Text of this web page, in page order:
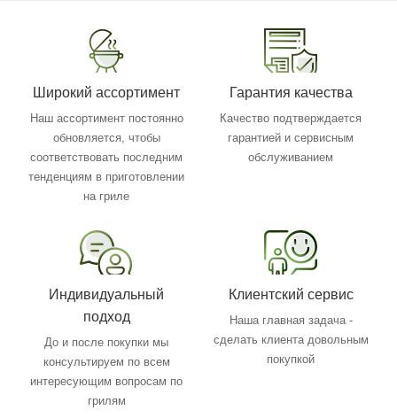
Широкий ассортимент
Наш ассортимент постоянно
обновляется, чтобы
соответствовать последним
тенденциям в приготовлении
на гриле
Гарантия качества
Качество подтверждается
гарантией и сервисным
обслуживанием
Индивидуальный
подход
До и после покупки мы
консультируем по всем
интересующим вопросам по
грилям
Клиентский сервис
Наша главная задача -
сделать клиента довольным
покупкой